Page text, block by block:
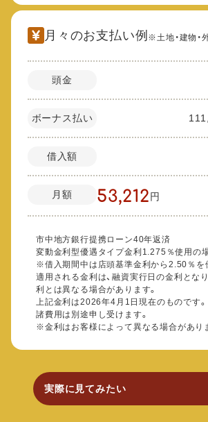
月々のお支払い例 ※土地・建物・
頭金
ボーナス払い
借入額
月額 53,212円
市中地方銀行提携ローン40年返済
変動金利型優遇タイプ金利1.275％使用の
※借入期間中は店頭基準金利から2.50％を
適用される金利は、融資実行日の金利とな
利とは異なる場合があります。
上記金利は2026年4月1日現在のものです。
諸費用は別途申し受けます。
※金利はお客様によって異なる場合があり
実際に見てみたい